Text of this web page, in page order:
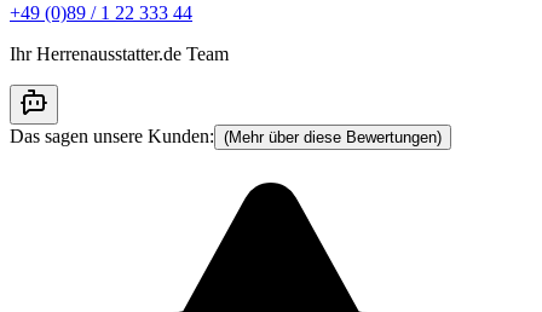
+49 (0)89 / 1 22 333 44
Ihr Herrenausstatter.de Team
Das sagen unsere Kunden: (Mehr über diese Bewertungen)